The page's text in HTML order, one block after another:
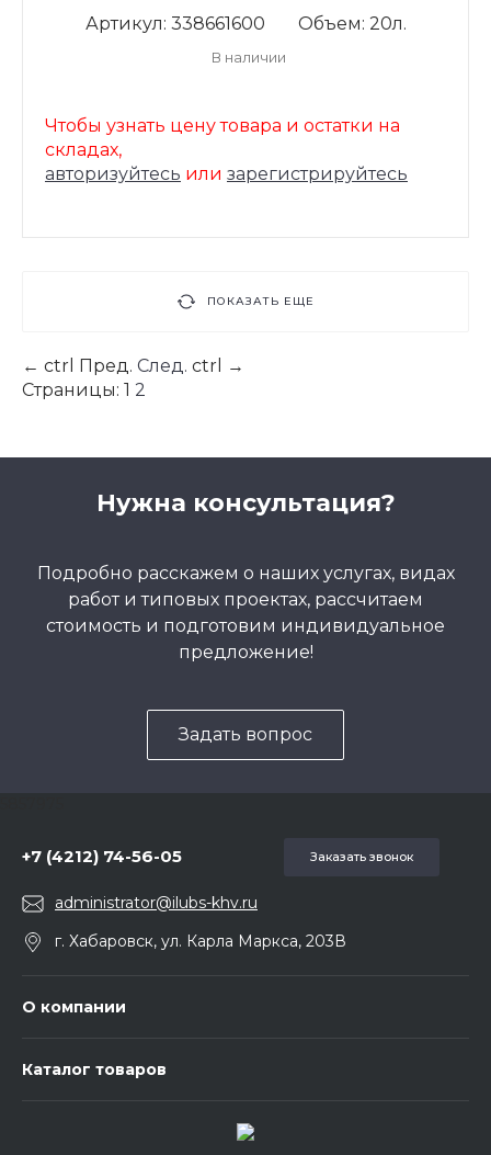
Артикул: 338661600 Объем: 20л.
В наличии
Чтобы узнать цену товара и остатки на
складах,
авторизуйтесь или зарегистрируйтесь
ПОКАЗАТЬ ЕЩЕ
← ctrl Пред. След. ctrl
→
Страницы: 1 2
Нужна консультация?
Подробно расскажем о наших услугах, видах
работ и типовых проектах, рассчитаем
стоимость и подготовим индивидуальное
предложение!
Задать вопрос
+7 (4212) 74-56-05 Заказать звонок
administrator@ilubs-khv.ru
г. Хабаровск, ул. Карла Маркса, 203В
О компании
Каталог товаров